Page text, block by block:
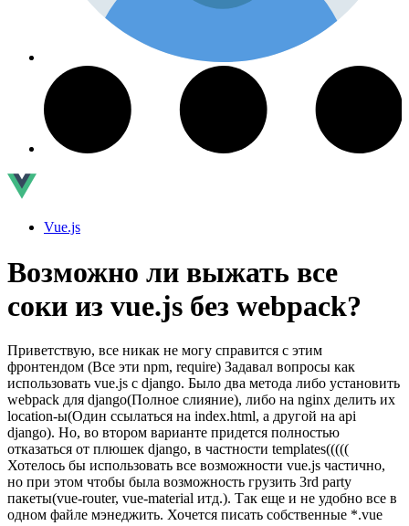
Vue.js
Возможно ли выжать все
соки из vue.js без webpack?
Приветствую, все никак не могу справится с этим
фронтендом (Все эти npm, require) Задавал вопросы как
использовать vue.js с django. Было два метода либо установить
webpack для django(Полное слияние), либо на nginx делить их
location-ы(Один ссылаться на index.html, а другой на api
django). Но, во втором варианте придется полностью
отказаться от плюшек django, в частности templates(((((
Хотелось бы использовать все возможности vue.js частично,
но при этом чтобы была возможность грузить 3rd party
пакеты(vue-router, vue-material итд.). Так еще и не удобно все в
одном файле мэнеджить. Хочется писать собственные *.vue